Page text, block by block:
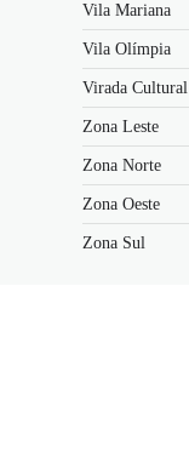
Vila Mariana
Vila Olímpia
Virada Cultural
Zona Leste
Zona Norte
Zona Oeste
Zona Sul